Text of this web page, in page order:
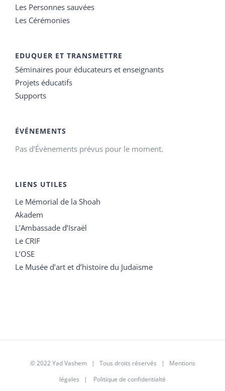
Les Personnes sauvées
Les Cérémonies
EDUQUER ET TRANSMETTRE
Séminaires pour éducateurs et enseignants
Projets éducatifs
Supports
ÉVÉNEMENTS
Pas d'Évènements prévus pour le moment.
LIENS UTILES
Le Mémorial de la Shoah
Akadem
L’Ambassade d’Israël
Le CRIF
L’OSE
Le Musée d’art et d’histoire du Judaïsme
© 2022 Yad Vashem | Tous droits réservés | Mentions
légales | Politique de confidentialté